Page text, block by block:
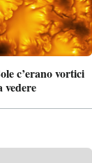
c’erano vortici
vedere